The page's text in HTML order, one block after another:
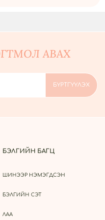
АВАХ
БЭЛГИЙН БАГЦ
ШИНЭЭР НЭМЭГДСЭН
БЭЛГИЙН СЭТ
ЛАА